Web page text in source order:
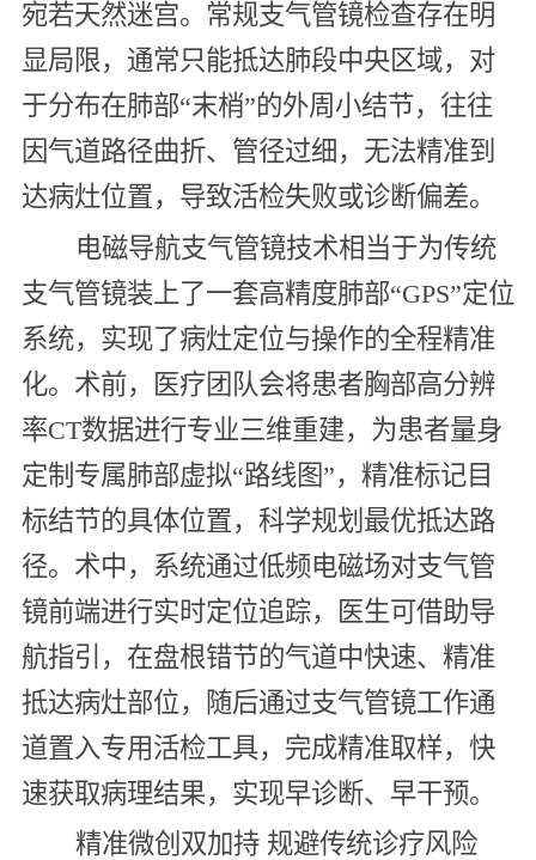
宛若天然迷宫。常规支气管镜检查存在明
显局限，通常只能抵达肺段中央区域，对
于分布在肺部“末梢”的外周小结节，往往
因气道路径曲折、管径过细，无法精准到
达病灶位置，导致活检失败或诊断偏差。
电磁导航支气管镜技术相当于为传统
支气管镜装上了一套高精度肺部“GPS”定位
系统，实现了病灶定位与操作的全程精准
化。术前，医疗团队会将患者胸部高分辨
率CT数据进行专业三维重建，为患者量身
定制专属肺部虚拟“路线图”，精准标记目
标结节的具体位置，科学规划最优抵达路
径。术中，系统通过低频电磁场对支气管
镜前端进行实时定位追踪，医生可借助导
航指引，在盘根错节的气道中快速、精准
抵达病灶部位，随后通过支气管镜工作通
道置入专用活检工具，完成精准取样，快
速获取病理结果，实现早诊断、早干预。
精准微创双加持 规避传统诊疗风险